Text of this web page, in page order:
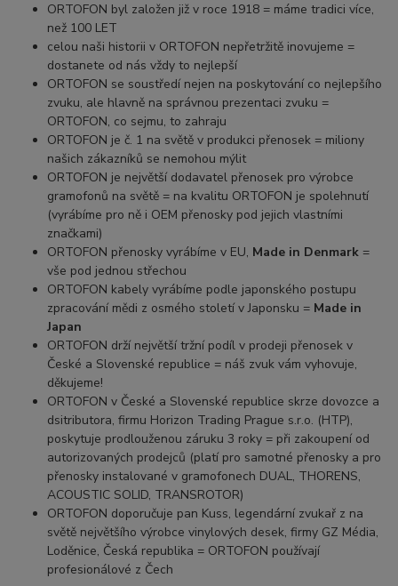
ORTOFON byl založen již v roce 1918 = máme tradici více,
než 100 LET
celou naši historii v ORTOFON nepřetržitě inovujeme =
dostanete od nás vždy to nejlepší
ORTOFON se soustředí nejen na poskytování co nejlepšího
zvuku, ale hlavně na správnou prezentaci zvuku =
ORTOFON, co sejmu, to zahraju
ORTOFON je č. 1 na světě v produkci přenosek = miliony
našich zákazníků se nemohou mýlit
ORTOFON je největší dodavatel přenosek pro výrobce
gramofonů na světě = na kvalitu ORTOFON je spolehnutí
(vyrábíme pro ně i OEM přenosky pod jejich vlastními
značkami)
ORTOFON přenosky vyrábíme v EU, Made in Denmark =
vše pod jednou střechou
ORTOFON kabely vyrábíme podle japonského postupu
zpracování mědi z osmého století v Japonsku = Made in
Japan
ORTOFON drží největší tržní podíl v prodeji přenosek v
České a Slovenské republice = náš zvuk vám vyhovuje,
děkujeme!
ORTOFON v České a Slovenské republice skrze dovozce a
dsitributora, firmu Horizon Trading Prague s.r.o. (HTP),
poskytuje prodlouženou záruku 3 roky = při zakoupení od
autorizovaných prodejců (platí pro samotné přenosky a pro
přenosky instalované v gramofonech DUAL, THORENS,
ACOUSTIC SOLID, TRANSROTOR)
ORTOFON doporučuje pan Kuss, legendární zvukař z na
světě největšího výrobce vinylových desek, firmy GZ Média,
Loděnice, Česká republika = ORTOFON používají
profesionálové z Čech